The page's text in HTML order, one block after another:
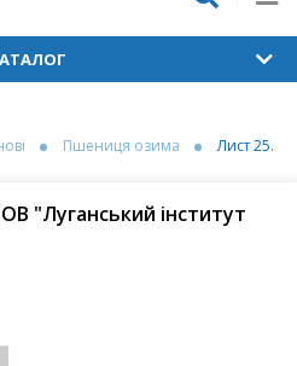
Пшениця озима Лист 25.
"Луганський інститут